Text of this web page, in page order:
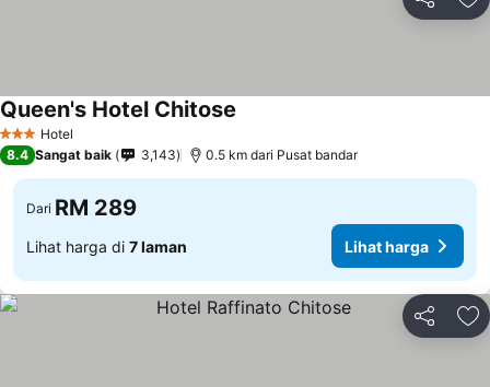
Kongsi
3 BintangHotel
Queen's Hotel Chitose
8.4 Sangat baik 3,143 0.5 km dari Pusat bandar
Dari RM 289
Lihat harga di 7 laman Lihat harga
Kongsi